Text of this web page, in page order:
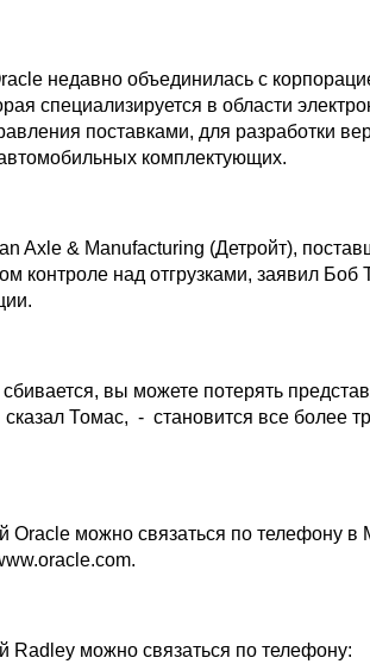
недавно объединилась с
специализируется в области
поставками, для разработки
комплектующих.
Axle & Manufacturing (Детройт),
контроле над отгрузками, заявил
вы можете потерять
Томас, - становится все более
Oracle можно связаться по телефону в
Radley можно связаться по телефону: